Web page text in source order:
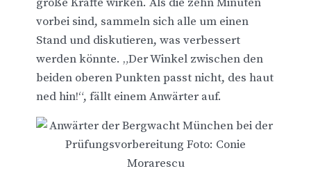
vorbei sind, sammeln sich alle um einen
Stand und diskutieren, was verbessert
werden könnte. „Der Winkel zwischen den
beiden oberen Punkten passt nicht, des haut
ned hin!“, fällt einem Anwärter auf.